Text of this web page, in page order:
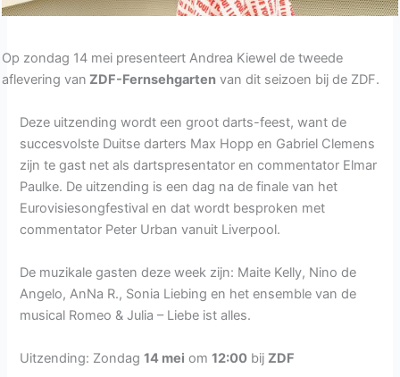
Op zondag 14 mei presenteert Andrea Kiewel de tweede
aflevering van ZDF-Fernsehgarten van dit seizoen bij de ZDF.
Deze uitzending wordt een groot darts-feest, want de
succesvolste Duitse darters Max Hopp en Gabriel Clemens
zijn te gast net als dartspresentator en commentator Elmar
Paulke. De uitzending is een dag na de finale van het
Eurovisiesongfestival en dat wordt besproken met
commentator Peter Urban vanuit Liverpool.
De muzikale gasten deze week zijn: Maite Kelly, Nino de
Angelo, AnNa R., Sonia Liebing en het ensemble van de
musical Romeo & Julia – Liebe ist alles.
Uitzending: Zondag14 mei om12:00 bijZDF